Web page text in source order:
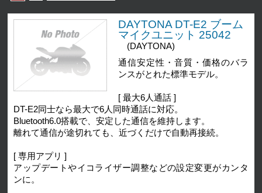
DAYTONA DT-E2 ブーム
マイクユニット 25042
(DAYTONA)
通信安定性・音質・価格のバラ
ンスがとれた標準モデル。
[ 最大6人通話 ]
DT-E2同士なら最大で6人同時通話に対応。
Bluetooth6.0搭載で、安定した通信を維持します。
離れて通信が途切れても、近づくだけで自動再接続。
[ 専用アプリ ]
アップデートやイコライザー調整などの設定変更がカンタ
ンに。